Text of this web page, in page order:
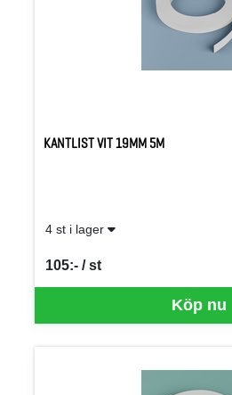
KANTLIST VIT 19MM 5M
4 st i lager
Köp nu
105:- / st
SEK per ST